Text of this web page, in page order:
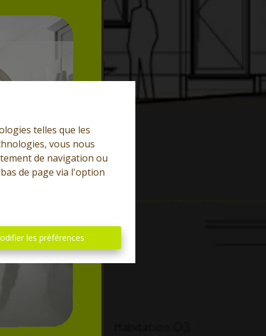
telles que les
vous nous
de navigation ou
de page via l'option
les préférences